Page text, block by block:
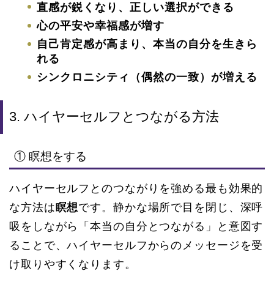
直感が鋭くなり、正しい選択ができる
心の平安や幸福感が増す
自己肯定感が高まり、本当の自分を生きら
れる
シンクロニシティ（偶然の一致）が増える
3. ハイヤーセルフとつながる方法
① 瞑想をする
ハイヤーセルフとのつながりを強める最も効果的
な方法は瞑想です。静かな場所で目を閉じ、深呼
吸をしながら「本当の自分とつながる」と意図す
ることで、ハイヤーセルフからのメッセージを受
け取りやすくなります。